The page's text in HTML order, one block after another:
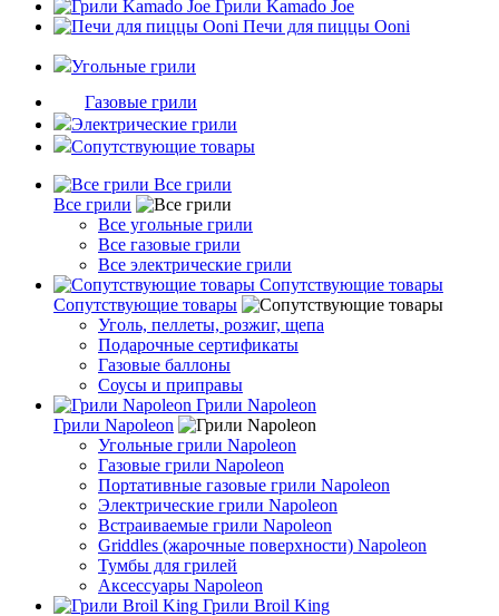
Грили Kamado Joe
Печи для пиццы Ooni
Угольные грили
Газовые грили
Электрические грили
Сопутствующие товары
Все грили
Все грили
Все угольные грили
Все газовые грили
Все электрические грили
Сопутствующие товары
Сопутствующие товары
Уголь, пеллеты, розжиг, щепа
Подарочные сертификаты
Газовые баллоны
Соусы и приправы
Грили Napoleon
Грили Napoleon
Угольные грили Napoleon
Газовые грили Napoleon
Портативные газовые грили Napoleon
Электрические грили Napoleon
Встраиваемые грили Napoleon
Griddles (жарочные поверхности) Napoleon
Тумбы для грилей
Аксессуары Napoleon
Грили Broil King